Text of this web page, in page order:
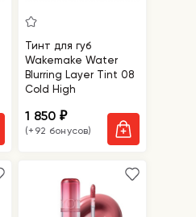
Тинт для губ
Wakemake Water
Blurring Layer Tint 08
Cold High
1 850₽
(+92 бонусов)